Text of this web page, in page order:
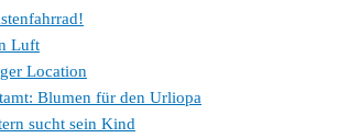
Luft
Location
Blumen für den Urliopa
sucht sein Kind